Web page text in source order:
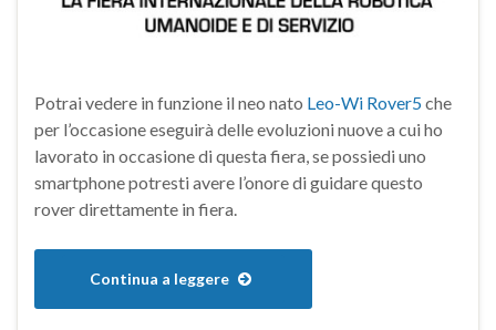
Potrai vedere in funzione il neo nato Leo-Wi Rover5che
per l’occasione eseguirà delle evoluzioni nuove a cui ho
lavorato in occasione di questa fiera, se possiedi uno
smartphone potresti avere l’onore di guidare questo
rover direttamente in fiera.
Continua a leggere